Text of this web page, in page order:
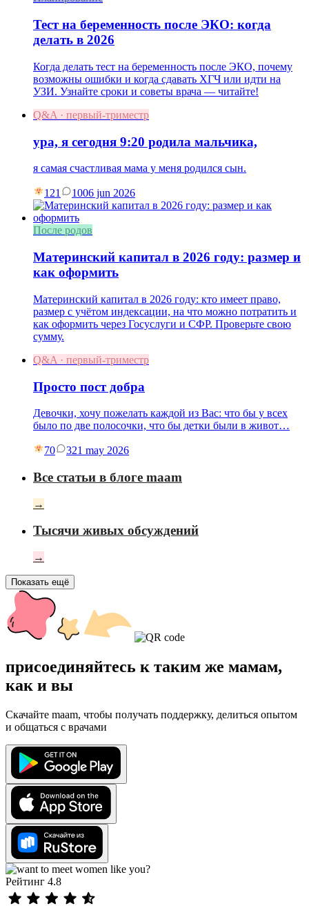
Тест на беременность после ЭКО: когда
делать в 2026
Когда делать тест на беременность после ЭКО, почему
возможны ошибки и когда сдавать ХГЧ или идти на
УЗИ. Узнайте сроки и советы врача — читайте!
Q&A · первый-триместр
ура, я сегодня 9:20 родила мальчика,
я самая счастливая мама у меня родился сын.
121 1006 jun 2026
После родов
Материнский капитал в 2026 году: размер и
как оформить
Материнский капитал в 2026 году: кто имеет право,
размер с учётом индексации, на что можно потратить и
как оформить через Госуслуги и СФР. Проверьте свою
сумму.
Q&A · первый-триместр
Просто пост добра
Девочки, хочу пожелать каждой из Вас: что бы у всех
было по две полосочки, что бы детки были в живот…
70 321 may 2026
Все статьи в блоге maam
→
Тысячи живых обсуждений
→
Показать ещё
присоединяйтесь к таким же мамам,
как и вы
Скачайте maam, чтобы получать поддержку, делиться опытом
и общаться с врачами
Рейтинг 4.8